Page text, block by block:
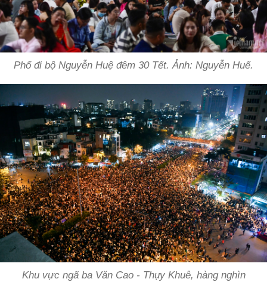
Phố đi bộ Nguyễn Huệ đêm 30 Tết. Ảnh: Nguyễn Huế.
Khu vực ngã ba Văn Cao - Thụy Khuê, hàng nghìn